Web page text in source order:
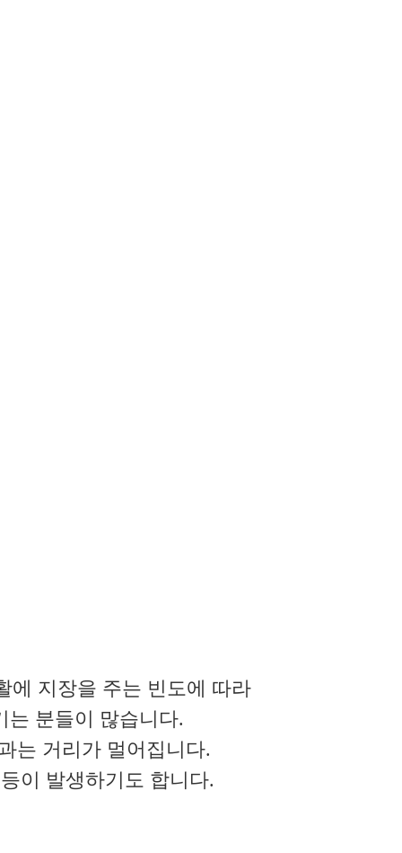
에 지장을 주는 빈도에 따라
는 분들이 많습니다.
는 거리가 멀어집니다.
이 발생하기도 합니다.